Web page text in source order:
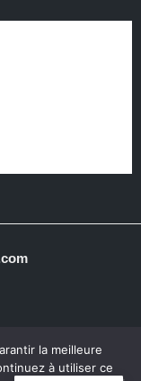
la meilleure
à utiliser ce